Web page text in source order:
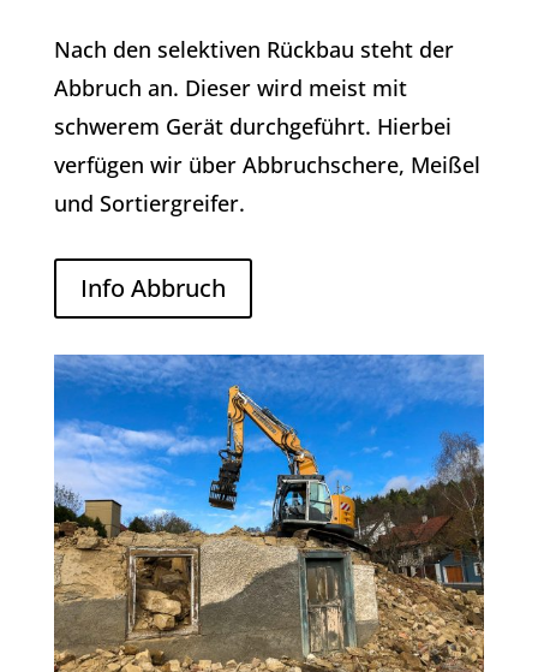
Nach den selektiven Rückbau steht der
Abbruch an. Dieser wird meist mit
schwerem Gerät durchgeführt. Hierbei
verfügen wir über Abbruchschere, Meißel
und Sortiergreifer.
Info Abbruch